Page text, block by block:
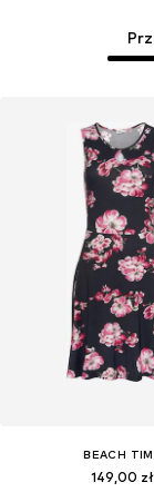
BEACH
149,00 zł